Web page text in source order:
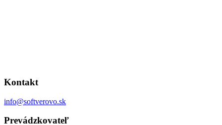
Kontakt
info@softverovo.sk
Prevádzkovateľ